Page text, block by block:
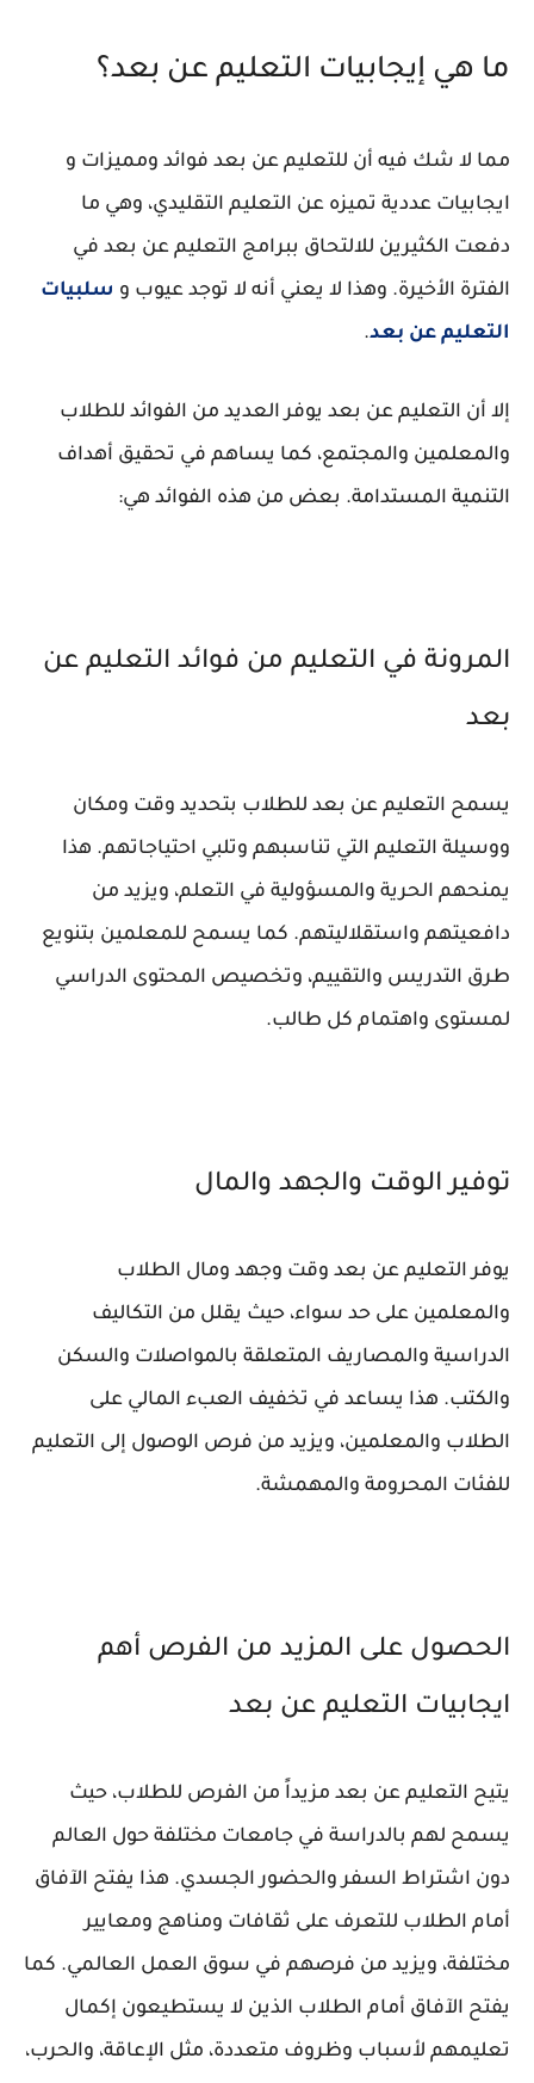
ما هي إيجابيات التعليم عن بعد؟
مما لا شك فيه أن للتعليم عن بعد فوائد ومميزات و
ايجابيات عددية تميزه عن التعليم التقليدي، وهي ما
دفعت الكثيرين للالتحاق ببرامج التعليم عن بعد في
الفترة الأخيرة. وهذا لا يعني أنه لا توجد عيوب و سلبيات
التعليم عن بعد.
إلا أن التعليم عن بعد يوفر العديد من الفوائد للطلاب
والمعلمين والمجتمع، كما يساهم في تحقيق أهداف
التنمية المستدامة. بعض من هذه الفوائد هي:
المرونة في التعليم من فوائد التعليم عن
بعد
يسمح التعليم عن بعد للطلاب بتحديد وقت ومكان
ووسيلة التعليم التي تناسبهم وتلبي احتياجاتهم. هذا
يمنحهم الحرية والمسؤولية في التعلم، ويزيد من
دافعيتهم واستقلاليتهم. كما يسمح للمعلمين بتنويع
طرق التدريس والتقييم، وتخصيص المحتوى الدراسي
لمستوى واهتمام كل طالب.
توفير الوقت والجهد والمال
يوفر التعليم عن بعد وقت وجهد ومال الطلاب
والمعلمين على حد سواء، حيث يقلل من التكاليف
الدراسية والمصاريف المتعلقة بالمواصلات والسكن
والكتب. هذا يساعد في تخفيف العبء المالي على
الطلاب والمعلمين، ويزيد من فرص الوصول إلى التعليم
للفئات المحرومة والمهمشة.
الحصول على المزيد من الفرص أهم
ايجابيات التعليم عن بعد
يتيح التعليم عن بعد مزيداً من الفرص للطلاب، حيث
يسمح لهم بالدراسة في جامعات مختلفة حول العالم
دون اشتراط السفر والحضور الجسدي. هذا يفتح الآفاق
أمام الطلاب للتعرف على ثقافات ومناهج ومعايير
مختلفة، ويزيد من فرصهم في سوق العمل العالمي. كما
يفتح الآفاق أمام الطلاب الذين لا يستطيعون إكمال
تعليمهم لأسباب وظروف متعددة، مثل الإعاقة، والحرب،